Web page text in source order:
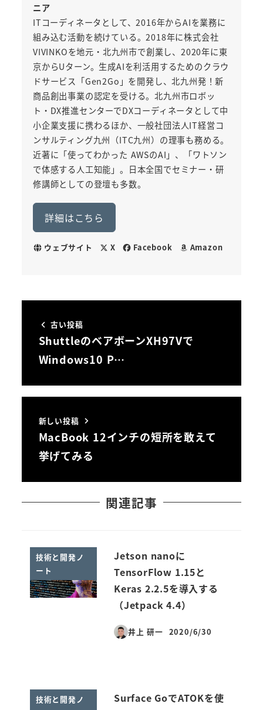
ニア
ITコーディネータとして、2016年からAIを業務に
組み込む活動を続けている。2018年に株式会社
VIVINKOを地元・北九州市で創業し、2020年に東
京からUターン。生成AIを利活用するためのクラウ
ドサービス「Gen2Go」を開発し、北九州発！新
商品創出事業の認定を受ける。北九州市ロボッ
ト・DX推進センターでDXコーディネータとして中
小企業支援に携わるほか、一般社団法人IT経営コ
ンサルティング九州（ITC九州）の理事も務める。
近著に「使ってわかった AWSのAI」、「ワトソン
で体感する人工知能」。日本全国でセミナー・研
修講師としての登壇も多数。
詳細はこちら
ウェブサイト X Facebook Amazon
古い投稿
ShuttleのベアボーンXH97Vで
Windows10 P…
新しい投稿
MacBook 12インチの短所を敢えて
挙げてみる
関連記事
技術と開発ノ
ート
Jetson nanoに
TensorFlow 1.15と
Keras 2.2.5を導入する
（Jetpack 4.4）
井上 研一
投稿日
2020/6/30
技術と開発ノ
Surface GoでATOKを使